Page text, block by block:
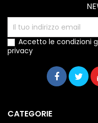
Accetto le condizioni
privacy
CATEGORIE